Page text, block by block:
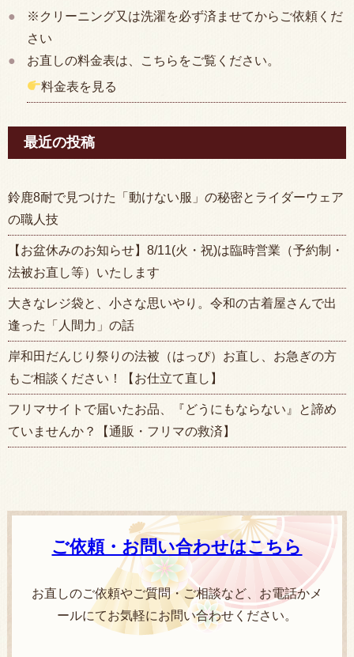
※クリーニング又は洗濯を必ず済ませてからご依頼くだ
さい
お直しの料金表は、こちらをご覧ください。
料金表を見る
最近の投稿
鈴鹿8耐で見つけた「動けない服」の秘密とライダーウェア
の職人技
【お盆休みのお知らせ】8/11(火・祝)は臨時営業（予約制・
法被お直し等）いたします
大きなレジ袋と、小さな思いやり。令和の古着屋さんで出
逢った「人間力」の話
岸和田だんじり祭りの法被（はっぴ）お直し、お急ぎの方
もご相談ください！【お仕立て直し】
フリマサイトで届いたお品、『どうにもならない』と諦め
ていませんか？【通販・フリマの救済】
ご依頼・お問い合わせはこちら
お直しのご依頼やご質問・ご相談など、お電話かメ
ールにてお気軽にお問い合わせください。